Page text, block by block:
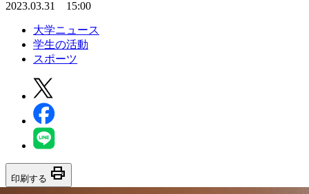
2023.03.31 15:00
大学ニュース
学生の活動
スポーツ
印刷する print